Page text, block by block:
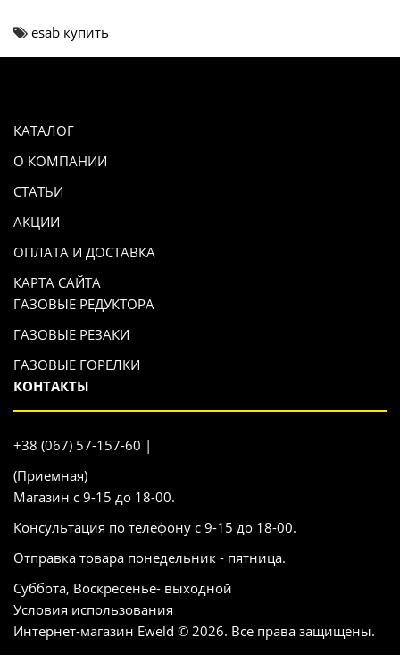
esab купить
КАТАЛОГ
О КОМПАНИИ
СТАТЬИ
АКЦИИ
ОПЛАТА И ДОСТАВКА
КАРТА САЙТА
ГАЗОВЫЕ РЕДУКТОРА
ГАЗОВЫЕ РЕЗАКИ
ГАЗОВЫЕ ГОРЕЛКИ
КОНТАКТЫ
+38 (067) 57-157-60 |
(Приемная)
Магазин с 9-15 до 18-00.
Консультация по телефону с 9-15 до 18-00.
Отправка товара понедельник - пятница.
Суббота, Воскресенье- выходной
Условия использования
Интернет-магазин Eweld © 2026. Все права защищены.